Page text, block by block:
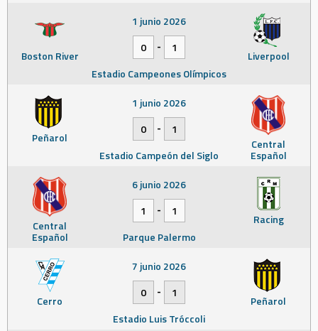
Boston River Liverpool
1 junio 2026
0
-
1
Estadio Campeones Olímpicos
Peñarol Central
Español
1 junio 2026
0
-
1
Estadio Campeón del Siglo
Central
Español
Racing
6 junio 2026
1
-
1
Parque Palermo
Cerro Peñarol
7 junio 2026
0
-
1
Estadio Luis Tróccoli